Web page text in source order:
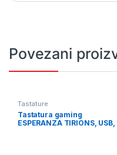
Povezani
Tastature
Tastatura gaming
ESPERANZA TIRIONS, USB,